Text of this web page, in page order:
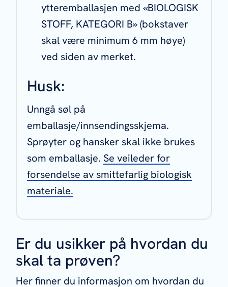
ytteremballasjen med «BIOLOGISK
STOFF, KATEGORI B» (bokstaver
skal være minimum 6 mm høye)
ved siden av merket.
Husk:
Unngå søl på
emballasje/innsendingsskjema.
Sprøyter og hansker skal ikke brukes
som emballasje. Se veileder for
forsendelse av smittefarlig biologisk
materiale.
Er du usikker på hvordan du
skal ta prøven?
Her finner du informasjon om hvordan du